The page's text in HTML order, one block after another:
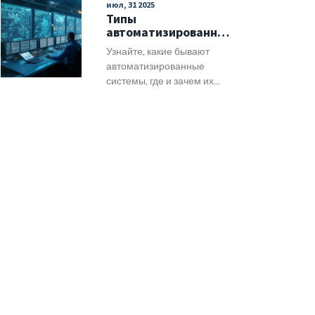
примеры из разных
отраслей и практический
чеклист.
июл, 31 2025
Типы
автоматизированных
систем: полный гид
по современным
решениям
Узнайте, какие бывают
автоматизированные
системы, где и зачем их